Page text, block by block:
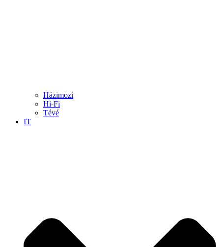
Házimozi
Hi-Fi
Tévé
IT